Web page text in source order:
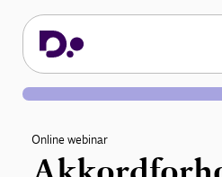
Online webinar